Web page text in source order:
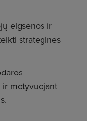
elgsenos ir
strategines
ir motyvuojant